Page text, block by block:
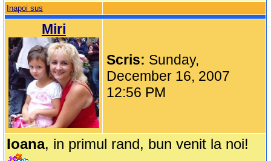
Inapoi sus
Miri
Scris: Sunday,
December 16, 2007
12:56 PM
Ioana, in primul rand, bun venit la noi!